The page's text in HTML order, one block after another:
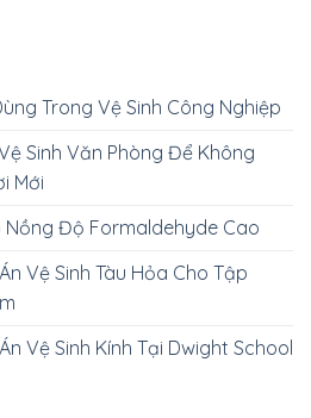
Trong Vệ Sinh Công Nghiệp
Sinh Văn Phòng Để Không
Mới
Nồng Độ Formaldehyde Cao
Vệ Sinh Tàu Hỏa Cho Tập
Vệ Sinh Kính Tại Dwight School